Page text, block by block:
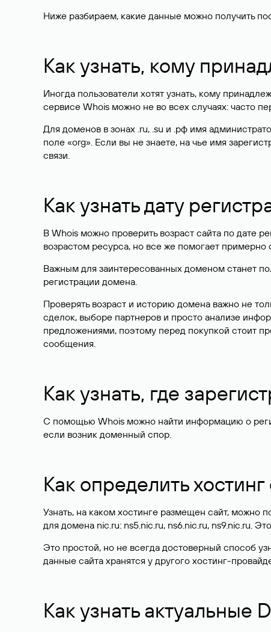
Ниже разбираем, какие данные можно получить
Как узнать, кому
Иногда пользователи хотят узнать, кому
сервисе Whois можно не во всех случаях: часто
Для доменов в зонах .ru, .su и .рф имя
поле «org». Если вы не знаете, на чье имя
связи.
Как узнать дату
В Whois можно проверить возраст сайта по дате
возрастом ресурса, но все же помогает примерно
Важным для заинтересованных доменом станет
регистрации домена.
Проверять возраст и историю домена важно не
сделок, выборе партнеров и просто анализе
предложениями, поэтому перед покупкой стоит
сообщения.
Как узнать, где
С помощью Whois можно найти информацию о
если возник доменный спор.
Как определить
Узнать, на каком хостинге размещен сайт,
для домена nic.ru: ns5.nic.ru, ns6.nic.ru, ns9.nic.ru.
Это простой, но не всегда достоверный способ
данные сайта хранятся у другого хостинг-
Как узнать актуальные